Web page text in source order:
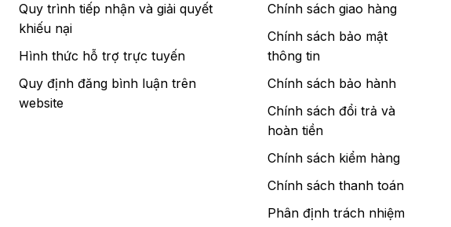
Quy trình tiếp nhận và giải quyết
khiếu nại
Hình thức hỗ trợ trực tuyến
Quy định đăng bình luận trên
website
Chính sách giao hàng
Chính sách bảo mật
thông tin
Chính sách bảo hành
Chính sách đổi trả và
hoàn tiền
Chính sách kiểm hàng
Chính sách thanh toán
Phân định trách nhiệm